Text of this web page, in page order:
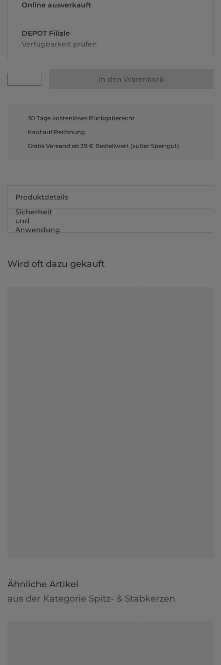
Online ausverkauft
DEPOT Filiale
Verfügbarkeit prüfen
In den Warenkorb
30 Tage kostenloses Rückgaberecht
Kauf auf Rechnung
Gratis Versand ab 39 € Bestellwert (außer Sperrgut)
Produktdetails
Sicherheit
und
Anwendung
Wird oft dazu gekauft
Ähnliche Artikel
aus der Kategorie Spitz- & Stabkerzen